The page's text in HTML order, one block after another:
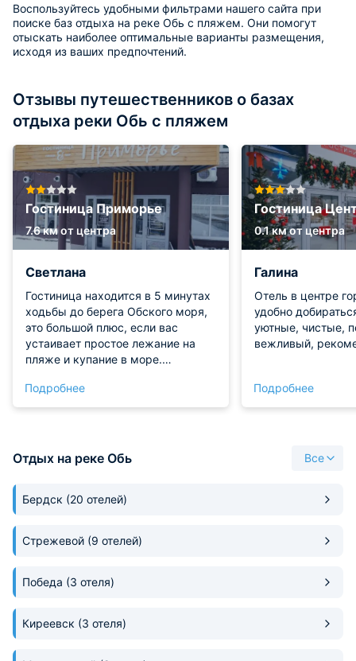
Воспользуйтесь удобными фильтрами нашего сайта при
поиске баз отдыха на реке Обь с пляжем. Они помогут
отыскать наиболее оптимальные варианты размещения,
исходя из ваших предпочтений.
Отзывы путешественников о базах
отдыха реки Обь с пляжем
Гостиница Приморье
7.6 км от центра
Светлана
Гостиница находится в 5 минутах
ходьбы до берега Обского моря,
это большой плюс, если вас
устаивает простое лежание на
пляже и купание в море.
домашнее питание, прям на 10
баллов, это порадовало. Номер
чайник, мы брали из дома свой на
всякий случай, пригодился. Если
Новосибирска от гостиницы, то
дорога свободней, без пробок и
дорожных работ. Конечно,
машине, до ближайших магазинов
автобусной остановки от
Подробнее
Гостиница
0.1 км от центра
Галина
Отель в центре
удобно
уютные, чистые,
вежливый,
Подробнее
Отдых на реке Обь Все
Бердск (20 отелей)
Стрежевой (9 отелей)
Победа (3 отеля)
Киреевск (3 отеля)